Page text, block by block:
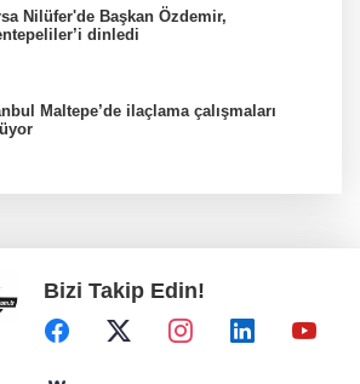
Nilüfer'de Başkan Özdemir,
dinledi
Maltepe’de ilaçlama çalışmaları
500'de 39 milyar dolarlık dev hacim
Bizi Takip Edin!